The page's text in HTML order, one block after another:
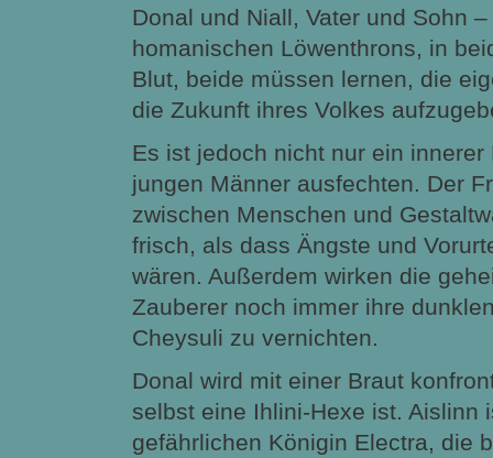
Donal und Niall, Vater und Sohn
homanischen Löwenthrons, in
Blut, beide müssen lernen, die
die Zukunft ihres Volkes
Es ist jedoch nicht nur ein innerer
jungen Männer ausfechten. Der
zwischen Menschen und
frisch, als dass Ängste und
wären. Außerdem wirken die
Zauberer noch immer ihre
Cheysuli zu vernichten.
Donal wird mit einer Braut
selbst eine Ihlini-Hexe ist. Aislinn
gefährlichen Königin Electra, die